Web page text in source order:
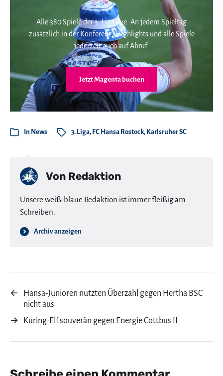
Alle 380 Spiele der 3. Liga live. An jedem Spieltag
zusätzlich in der Konferenz. Highlights und alle Spiele
jederzeit auch auf Abruf.
Jetzt Magenta buchen
In News 3. Liga, FC Hansa Rostock, Karlsruher SC
Von Redaktion
Unsere weiß-blaue Redaktion ist immer fleißig am
Schreiben.
Archiv anzeigen
←
Hansa-Junioren nutzten Überzahl gegen Hertha BSC
nicht aus
→
Kuring-Elf souverän gegen Energie Cottbus II